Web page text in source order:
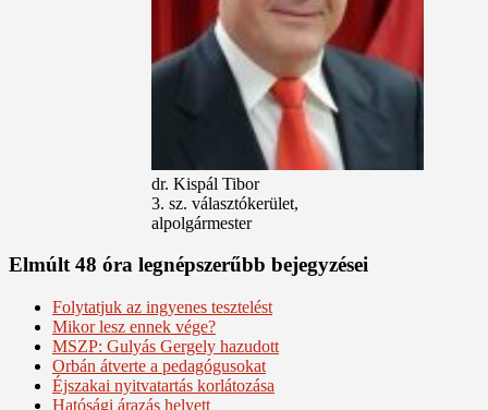
dr. Kispál Tibor
3. sz. választókerület,
alpolgármester
Elmúlt 48 óra legnépszerűbb bejegyzései
Folytatjuk az ingyenes tesztelést
Mikor lesz ennek vége?
MSZP: Gulyás Gergely hazudott
Orbán átverte a pedagógusokat
Éjszakai nyitvatartás korlátozása
Hatósági árazás helyett